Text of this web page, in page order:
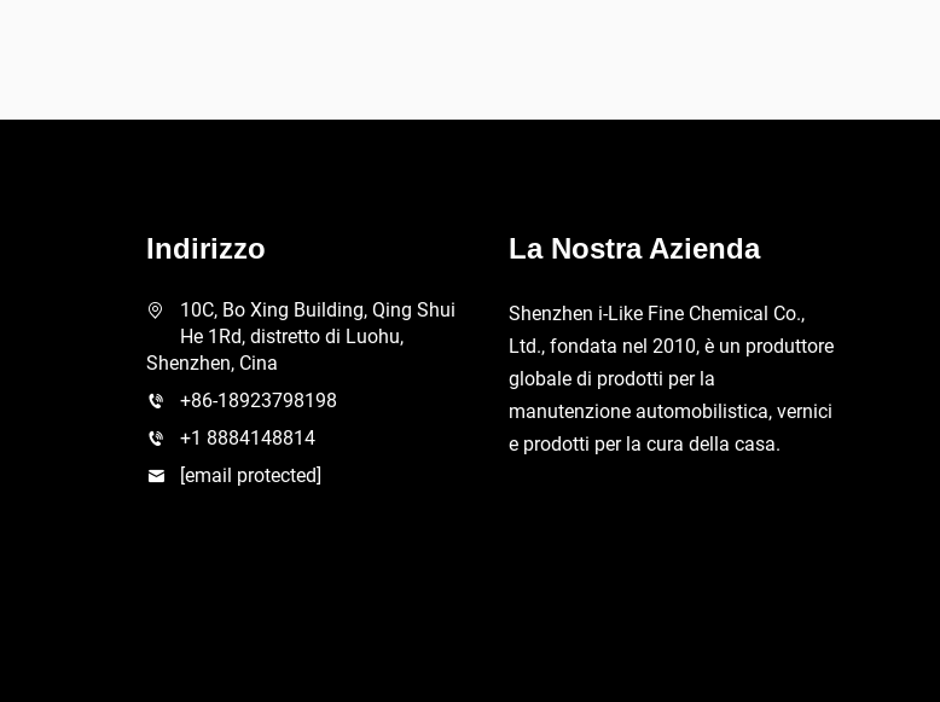
Indirizzo
10C, Bo Xing Building, Qing Shui
He 1Rd, distretto di Luohu,
Shenzhen, Cina
+86-18923798198
+1 8884148814
[email protected]
La Nostra Azienda
Shenzhen i-Like Fine Chemical Co.,
Ltd., fondata nel 2010, è un produttore
globale di prodotti per la
manutenzione automobilistica, vernici
e prodotti per la cura della casa.